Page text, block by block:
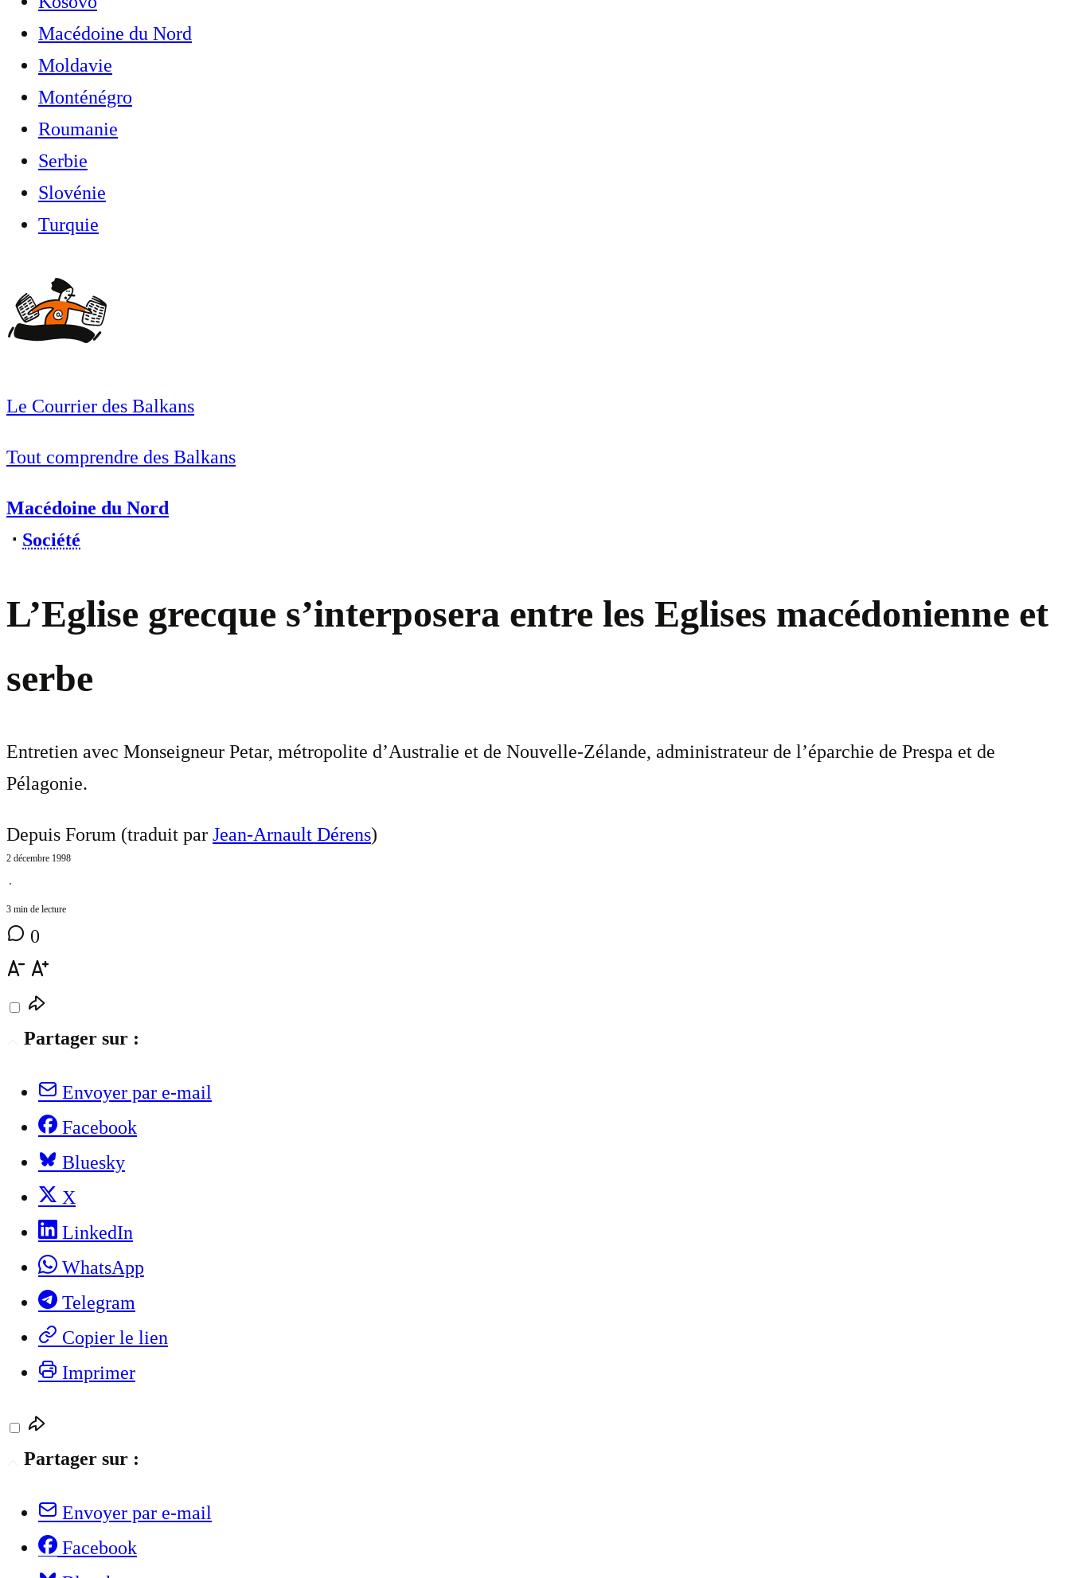
Macédoine du Nord
Moldavie
Monténégro
Roumanie
Serbie
Slovénie
Turquie
Le Courrier des Balkans
Tout comprendre des Balkans
Macédoine du Nord
⋅ Société
L’Eglise grecque s’interposera entre les Eglises macédonienne et
serbe
Entretien avec Monseigneur Petar, métropolite d’Australie et de Nouvelle-Zélande, administrateur de l’éparchie de Prespa et de
Pélagonie.
Depuis Forum (traduit par Jean-Arnault Dérens)
2 décembre 1998
⋅
3 min de lecture
0
Partager sur :
Envoyer par e-mail
Facebook
Bluesky
X
LinkedIn
WhatsApp
Telegram
Copier le lien
Imprimer
Partager sur :
Envoyer par e-mail
Facebook